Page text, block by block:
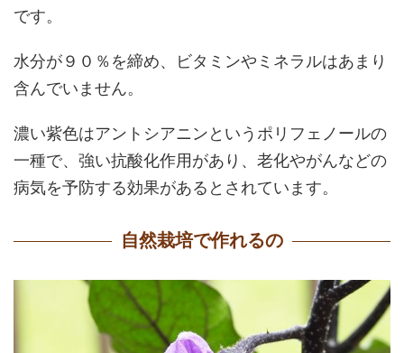
です。
水分が９０％を締め、ビタミンやミネラルはあまり
含んでいません。
濃い紫色はアントシアニンというポリフェノールの
一種で、強い抗酸化作用があり、老化やがんなどの
病気を予防する効果があるとされています。
自然栽培で作れるの